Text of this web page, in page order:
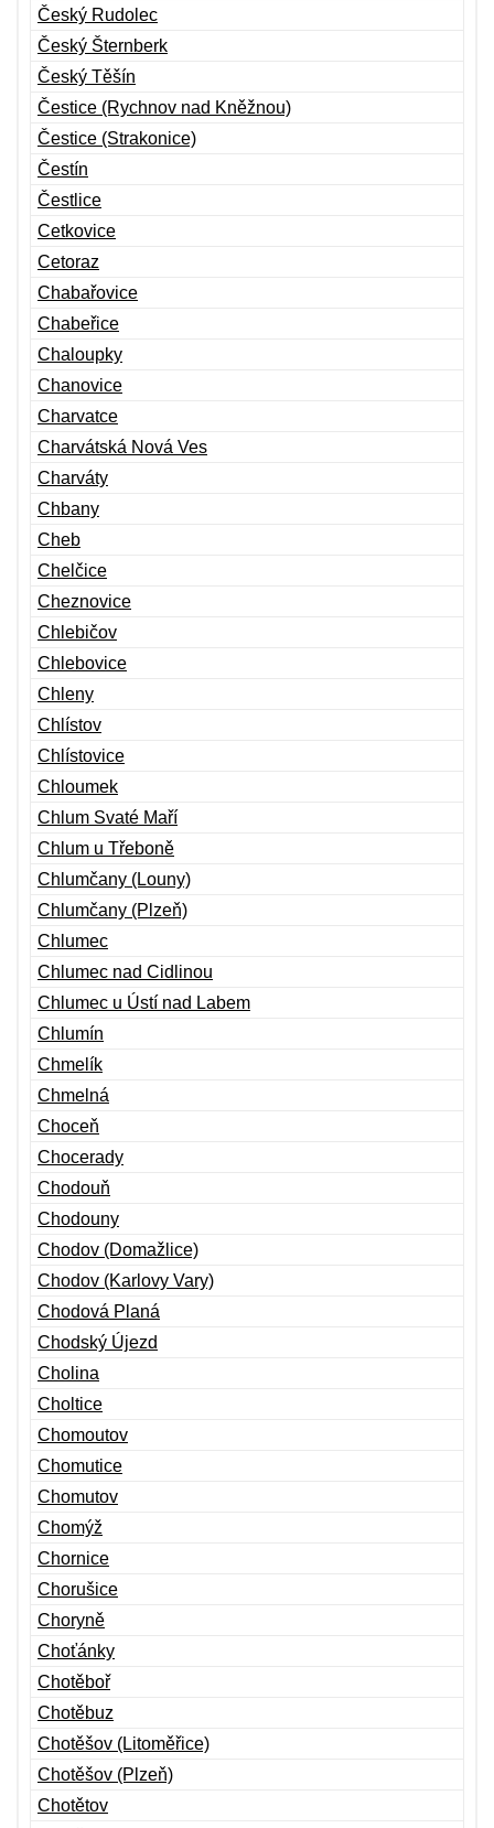
Český Rudolec
Český Šternberk
Český Těšín
Čestice (Rychnov nad Kněžnou)
Čestice (Strakonice)
Čestín
Čestlice
Cetkovice
Cetoraz
Chabařovice
Chabeřice
Chaloupky
Chanovice
Charvatce
Charvátská Nová Ves
Charváty
Chbany
Cheb
Chelčice
Cheznovice
Chlebičov
Chlebovice
Chleny
Chlístov
Chlístovice
Chloumek
Chlum Svaté Maří
Chlum u Třeboně
Chlumčany (Louny)
Chlumčany (Plzeň)
Chlumec
Chlumec nad Cidlinou
Chlumec u Ústí nad Labem
Chlumín
Chmelík
Chmelná
Choceň
Chocerady
Chodouň
Chodouny
Chodov (Domažlice)
Chodov (Karlovy Vary)
Chodová Planá
Chodský Újezd
Cholina
Choltice
Chomoutov
Chomutice
Chomutov
Chomýž
Chornice
Chorušice
Choryně
Choťánky
Chotěboř
Chotěbuz
Chotěšov (Litoměřice)
Chotěšov (Plzeň)
Chotětov